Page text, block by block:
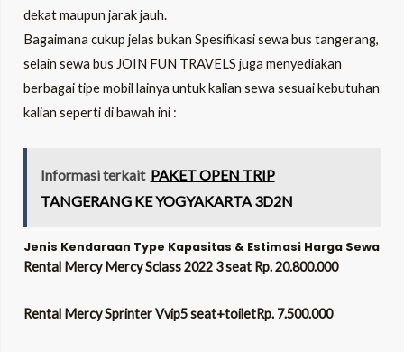
dekat maupun jarak jauh.
Bagaimana cukup jelas bukan Spesifikasi sewa bus tangerang,
selain sewa bus JOIN FUN TRAVELS juga menyediakan
berbagai tipe mobil lainya untuk kalian sewa sesuai kebutuhan
kalian seperti di bawah ini :
Informasi terkait PAKET OPEN TRIP
TANGERANG KE YOGYAKARTA 3D2N
Jenis Kendaraan Type Kapasitas & Estimasi Harga Sewa
Rental Mercy Mercy Sclass 2022 3 seat Rp. 20.800.000
Rental Mercy Sprinter Vvip5 seat+toiletRp. 7.500.000